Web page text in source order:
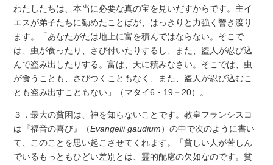
わたしたちは、本当に必要な真の宝を見いだすからです。主イ
エスが弟子たちに勧めたことばが、はっきりと力強く響き渡り
ます。「あなたがたは地上に富を積んではならない。そこで
は、虫が食ったり、さび付いたりするし、また、盗人が忍び込
んで盗み出したりする。富は、天に積みなさい。そこでは、虫
が食うことも、さびつくこともなく、また、盗人が忍び込むこ
とも盗み出すこともない」（マタイ6・19－20）。
３．最大の貧困は、神を知らないことです。教皇フランシスコ
は『福音の喜び』（Evangelii gaudium）の中で次のように書い
て、このことを思い起こさせてくれます。「貧しい人が苦しん
でいるもっともひどい差別とは、霊的配慮の欠如なのです。貧